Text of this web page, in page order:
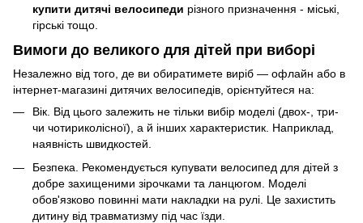
купити дитячі велосипеди різного призначення - міські,
гірські тощо.
Вимоги до великого для дітей при виборі
Незалежно від того, де ви обиратимете виріб — офлайн або в
інтернет-магазині дитячих велосипедів, орієнтуйтеся на:
Вік. Від цього залежить не тільки вибір моделі (двох-, три-
чи чотириколісної), а й інших характеристик. Наприклад,
наявність швидкостей.
Безпека. Рекомендується купувати велосипед для дітей з
добре захищеними зірочками та ланцюгом. Моделі
обов'язково повинні мати накладки на рулі. Це захистить
дитину від травматизму під час їзди.